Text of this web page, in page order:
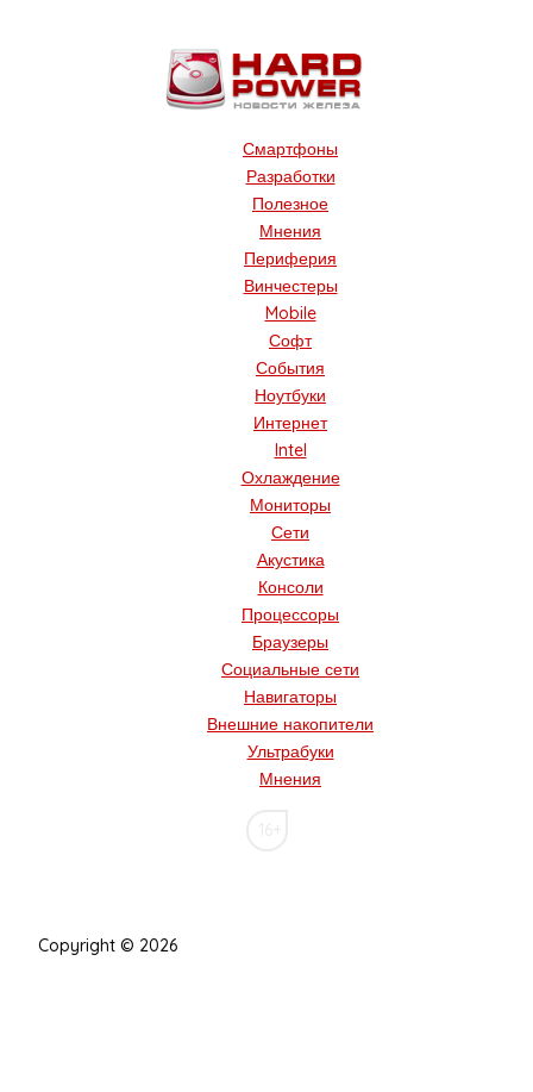
Смартфоны
Разработки
Полезное
Мнения
Периферия
Винчестеры
Mobile
Софт
События
Ноутбуки
Интернет
Intel
Охлаждение
Мониторы
Сети
Акустика
Консоли
Процессоры
Браузеры
Социальные сети
Навигаторы
Внешние накопители
Ультрабуки
Мнения
Copyright © 2026